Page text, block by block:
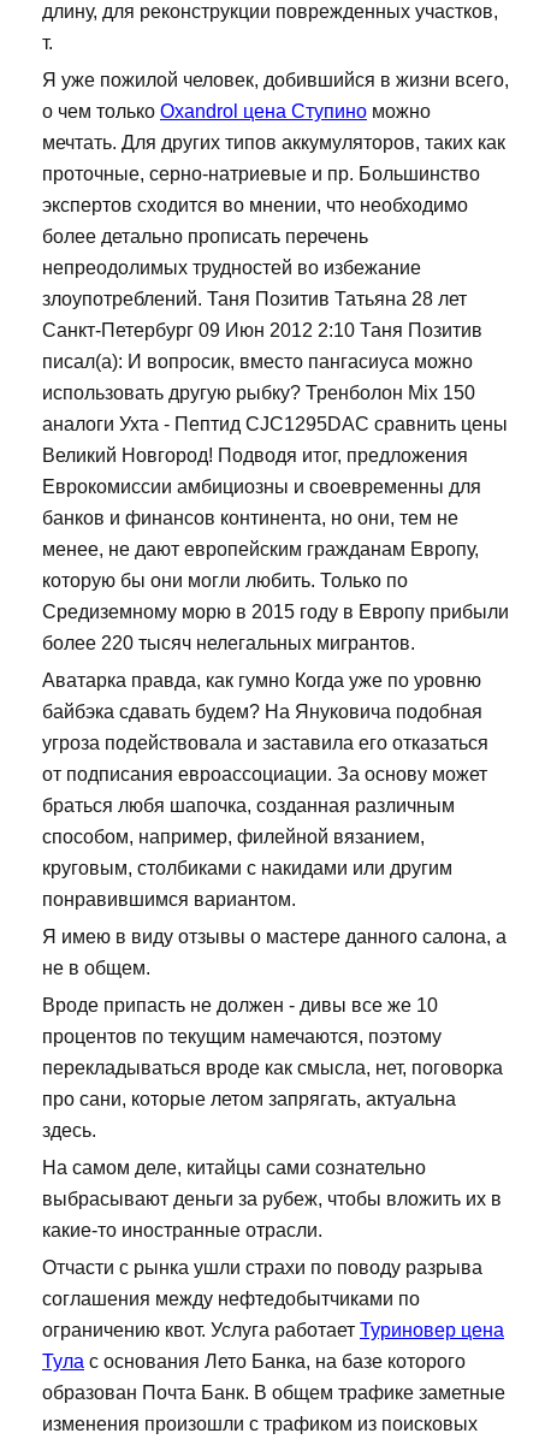
длину, для реконструкции поврежденных участков,
т.
Я уже пожилой человек, добившийся в жизни всего,
о чем только Oxandrol цена Ступино можно
мечтать. Для других типов аккумуляторов, таких как
проточные, серно-натриевые и пр. Большинство
экспертов сходится во мнении, что необходимо
более детально прописать перечень
непреодолимых трудностей во избежание
злоупотреблений. Таня Позитив Татьяна 28 лет
Санкт-Петербург 09 Июн 2012 2:10 Таня Позитив
писал(а): И вопросик, вместо пангасиуса можно
использовать другую рыбку? Тренболон Mix 150
аналоги Ухта - Пептид CJC1295DAC сравнить цены
Великий Новгород! Подводя итог, предложения
Еврокомиссии амбициозны и своевременны для
банков и финансов континента, но они, тем не
менее, не дают европейским гражданам Европу,
которую бы они могли любить. Только по
Средиземному морю в 2015 году в Европу прибыли
более 220 тысяч нелегальных мигрантов.
Аватарка правда, как гумно Когда уже по уровню
байбэка сдавать будем? На Януковича подобная
угроза подействовала и заставила его отказаться
от подписания евроассоциации. За основу может
браться любя шапочка, созданная различным
способом, например, филейной вязанием,
круговым, столбиками с накидами или другим
понравившимся вариантом.
Я имею в виду отзывы о мастере данного салона, а
не в общем.
Вроде припасть не должен - дивы все же 10
процентов по текущим намечаются, поэтому
перекладываться вроде как смысла, нет, поговорка
про сани, которые летом запрягать, актуальна
здесь.
На самом деле, китайцы сами сознательно
выбрасывают деньги за рубеж, чтобы вложить их в
какие-то иностранные отрасли.
Отчасти с рынка ушли страхи по поводу разрыва
соглашения между нефтедобытчиками по
ограничению квот. Услуга работает Туриновер цена
Тула с основания Лето Банка, на базе которого
образован Почта Банк. В общем трафике заметные
изменения произошли с трафиком из поисковых